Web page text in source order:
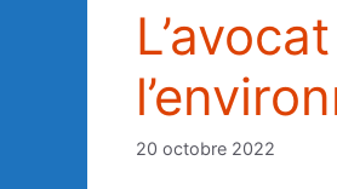
20 octobre 2022